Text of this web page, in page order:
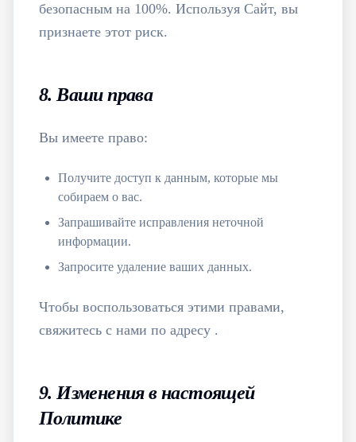
безопасным на 100%. Используя Сайт, вы
признаете этот риск.
8. Ваши права
Вы имеете право:
Получите доступ к данным, которые мы
собираем о вас.
Запрашивайте исправления неточной
информации.
Запросите удаление ваших данных.
Чтобы воспользоваться этими правами,
свяжитесь с нами по адресу .
9. Изменения в настоящей
Политике